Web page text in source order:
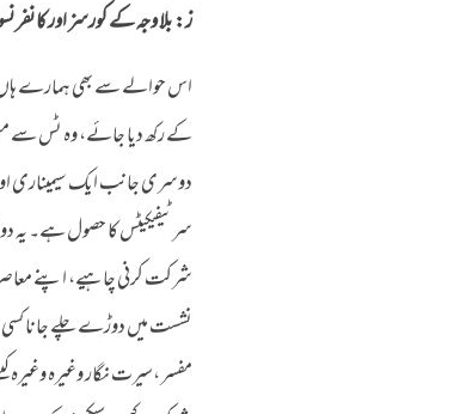
ز: بلا وجہ کے کورسز اور
اس حوالے سے بھی ہمارے ہاں
کے رکھ دیا جائے، وہ ٹس سے
دوسری جانب ایک سیمیناری اور
سرٹیفیکیٹس کا حصول ہے۔ یہ
شرکت کرنی چاہیے، اپنے معاصر
نشست میں دوڑے چلے جانا کسی
مفسر ،سیرت نگار وغیرہ وغیرہ